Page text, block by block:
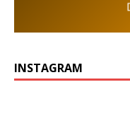
INSTAGRAM